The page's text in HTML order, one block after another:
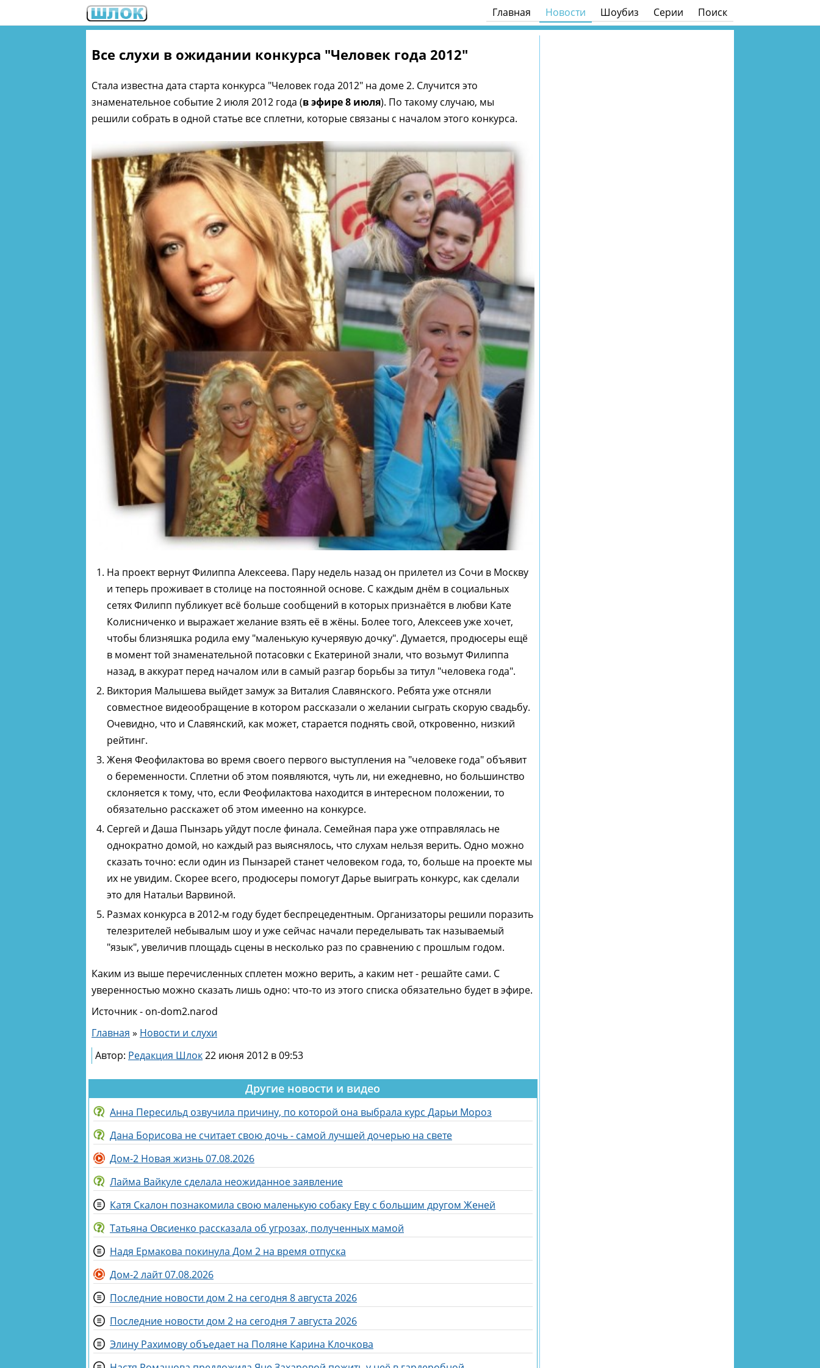
Главная Новости Шоубиз Серии Поиск
Все слухи в ожидании конкурса "Человек года 2012"
Стала известна дата старта конкурса "Человек года 2012" на доме 2. Случится это
знаменательное событие 2 июля 2012 года (в эфире 8 июля). По такому случаю, мы
решили собрать в одной статье все сплетни, которые связаны с началом этого конкурса.
На проект вернут Филиппа Алексеева. Пару недель назад он прилетел из Сочи в Москву
и теперь проживает в столице на постоянной основе. С каждым днём в социальных
сетях Филипп публикует всё больше сообщений в которых признаётся в любви Кате
Колисниченко и выражает желание взять её в жёны. Более того, Алексеев уже хочет,
чтобы близняшка родила ему "маленькую кучерявую дочку". Думается, продюсеры ещё
в момент той знаменательной потасовки с Екатериной знали, что возьмут Филиппа
назад, в аккурат перед началом или в самый разгар борьбы за титул "человека года".
Виктория Малышева выйдет замуж за Виталия Славянского. Ребята уже отсняли
совместное видеообращение в котором рассказали о желании сыграть скорую свадьбу.
Очевидно, что и Славянский, как может, старается поднять свой, откровенно, низкий
рейтинг.
Женя Феофилактова во время своего первого выступления на "человеке года" объявит
о беременности. Сплетни об этом появляются, чуть ли, ни ежедневно, но большинство
склоняется к тому, что, если Феофилактова находится в интересном положении, то
обязательно расскажет об этом имеенно на конкурсе.
Сергей и Даша Пынзарь уйдут после финала. Семейная пара уже отправлялась не
однократно домой, но каждый раз выяснялось, что слухам нельзя верить. Одно можно
сказать точно: если один из Пынзарей станет человеком года, то, больше на проекте мы
их не увидим. Скорее всего, продюсеры помогут Дарье выиграть конкурс, как сделали
это для Натальи Варвиной.
Размах конкурса в 2012-м году будет беспрецедентным. Организаторы решили поразить
телезрителей небывалым шоу и уже сейчас начали переделывать так называемый
"язык", увеличив площадь сцены в несколько раз по сравнению с прошлым годом.
Каким из выше перечисленных сплетен можно верить, а каким нет - решайте сами. С
уверенностью можно сказать лишь одно: что-то из этого списка обязательно будет в эфире.
Источник - on-dom2.narod
Главная » Новости и слухи
Автор: Редакция Шлок22 июня 2012 в 09:53
Другие новости и видео
Анна Пересильд озвучила причину, по которой она выбрала курс Дарьи Мороз
Дана Борисова не считает свою дочь - самой лучшей дочерью на свете
Дом-2 Новая жизнь 07.08.2026
Лайма Вайкуле сделала неожиданное заявление
Катя Скалон познакомила свою маленькую собаку Еву с большим другом Женей
Татьяна Овсиенко рассказала об угрозах, полученных мамой
Надя Ермакова покинула Дом 2 на время отпуска
Дом-2 лайт 07.08.2026
Последние новости дом 2 на сегодня 8 августа 2026
Последние новости дом 2 на сегодня 7 августа 2026
Элину Рахимову объедает на Поляне Карина Клочкова